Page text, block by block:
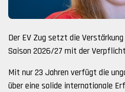
Der EV Zug setzt die
Saison 2026/27 mit der
Mit nur 23 Jahren verfügt die
über eine solide internationale